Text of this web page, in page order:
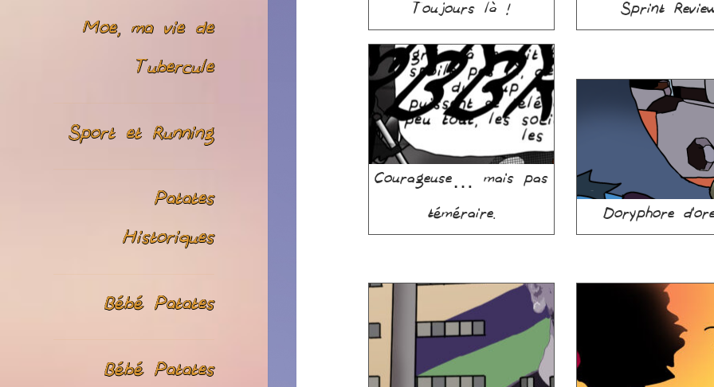
Moe, ma vie de
Tubercule
Sport et Running
Patates
Historiques
Bébé Patates
Bébé Patates
Toujours là ! Sprint
Courageuse… mais pas
téméraire.
Doryphore